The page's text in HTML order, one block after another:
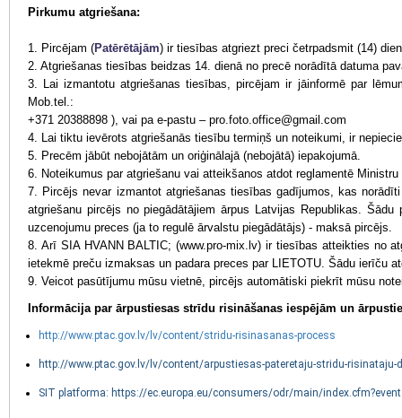
Pirkumu atgriešana:
1. Pircējam (Patērētājām) ir tiesības atgriezt preci četrpadsmit (14)
2. Atgriešanas tiesības beidzas 14. dienā no precē norādītā datuma
3. Lai izmantotu atgriešanas tiesības, pircējam ir jāinformē par
Mob.tel.:
+371 20388898 ), vai pa e-pastu – pro.foto.office@gmail.com
4. Lai tiktu ievērots atgriešanās tiesību termiņš un noteikumi, ir
5. Precēm jābūt nebojātām un oriģinālajā (nebojātā) iepakojumā.
6. Noteikumus par atgriešanu vai atteikšanos atdot reglamentē
7. Pircējs nevar izmantot atgriešanas tiesības gadījumos, kas
atgriešanu pircējs no piegādātājiem ārpus Latvijas Republikas.
uzcenojumu preces (ja to regulē ārvalstu piegādātājs) - maksā pircējs.
8. Arī SIA HVANN BALTIC; (www.pro-mix.lv) ir tiesības atteikties no
ietekmē preču izmaksas un padara preces par LIETOTU. Šādu ierīču
9. Veicot pasūtījumu mūsu vietnē, pircējs automātiski piekrīt mūsu
Informācija par ārpustiesas strīdu risināšanas iespējām un
http://www.ptac.gov.lv/lv/content/stridu-risinasanas-process
http://www.ptac.gov.lv/lv/content/arpustiesas-pateretaju-stridu-risinataju-
SIT platforma: https://ec.europa.eu/consumers/odr/main/